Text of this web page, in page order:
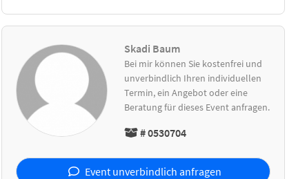
Skadi Baum
Bei mir können Sie kostenfrei und
unverbindlich Ihren individuellen
Termin, ein Angebot oder eine
Beratung für dieses Event anfragen.
# 0530704
Event unverbindlich anfragen